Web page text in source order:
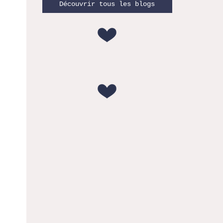
Découvrir tous les blogs